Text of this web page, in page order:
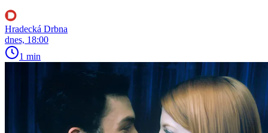
Hradecká Drbna
dnes, 18:00
1 min